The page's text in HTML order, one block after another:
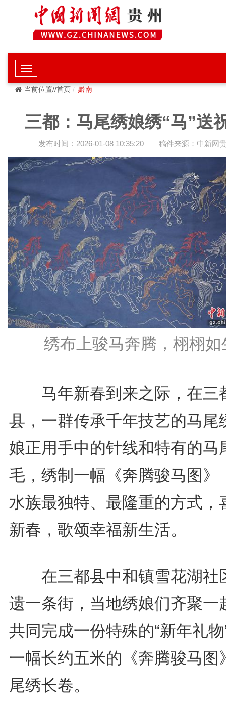
当前位置//首页 黔南
三都：马尾绣娘绣“马”送
发布时间：2026-01-08 10:35:20 稿件来源：中新网
绣布上骏马奔腾，栩栩如
马年新春到来之际，在三
县，一群传承千年技艺的马尾
娘正用手中的针线和特有的马
毛，绣制一幅《奔腾骏马图》
水族最独特、最隆重的方式，
新春，歌颂幸福新生活。
在三都县中和镇雪花湖社
遗一条街，当地绣娘们齐聚一
共同完成一份特殊的“新年礼
一幅长约五米的《奔腾骏马图
尾绣长卷。